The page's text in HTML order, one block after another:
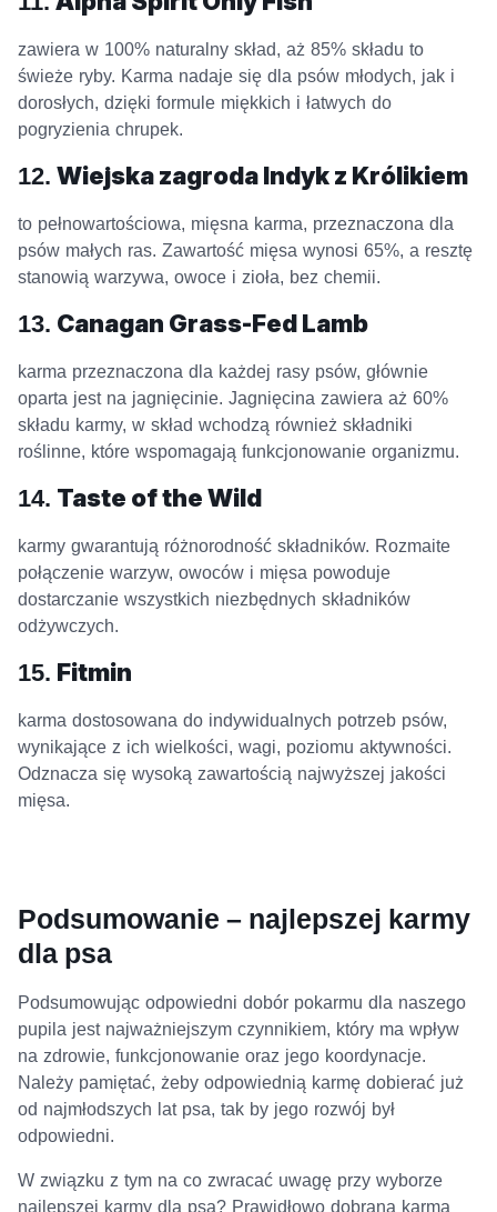
zawiera w 100% naturalny skład, aż 85% składu to
świeże ryby. Karma nadaje się dla psów młodych, jak i
dorosłych, dzięki formule miękkich i łatwych do
pogryzienia chrupek.
12. Wiejska zagroda Indyk z Królikiem
to pełnowartościowa, mięsna karma, przeznaczona dla
psów małych ras. Zawartość mięsa wynosi 65%, a resztę
stanowią warzywa, owoce i zioła, bez chemii.
13. Canagan Grass-Fed Lamb
karma przeznaczona dla każdej rasy psów, głównie
oparta jest na jagnięcinie. Jagnięcina zawiera aż 60%
składu karmy, w skład wchodzą również składniki
roślinne, które wspomagają funkcjonowanie organizmu.
14. Taste of the Wild
karmy gwarantują różnorodność składników. Rozmaite
połączenie warzyw, owoców i mięsa powoduje
dostarczanie wszystkich niezbędnych składników
odżywczych.
15. Fitmin
karma dostosowana do indywidualnych potrzeb psów,
wynikające z ich wielkości, wagi, poziomu aktywności.
Odznacza się wysoką zawartością najwyższej jakości
mięsa.
Podsumowanie – najlepszej karmy
dla psa
Podsumowując odpowiedni dobór pokarmu dla naszego
pupila jest najważniejszym czynnikiem, który ma wpływ
na zdrowie, funkcjonowanie oraz jego koordynacje.
Należy pamiętać, żeby odpowiednią karmę dobierać już
od najmłodszych lat psa, tak by jego rozwój był
odpowiedni.
W związku z tym na co zwracać uwagę przy wyborze
najlepszej karmy dla psa? Prawidłowo dobrana karma